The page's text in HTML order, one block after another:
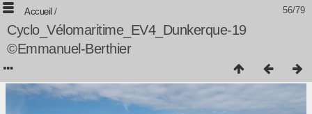
56/79
Accueil /
Cyclo_Vélomaritime_EV4_Dunkerque-19
©Emmanuel-Berthier